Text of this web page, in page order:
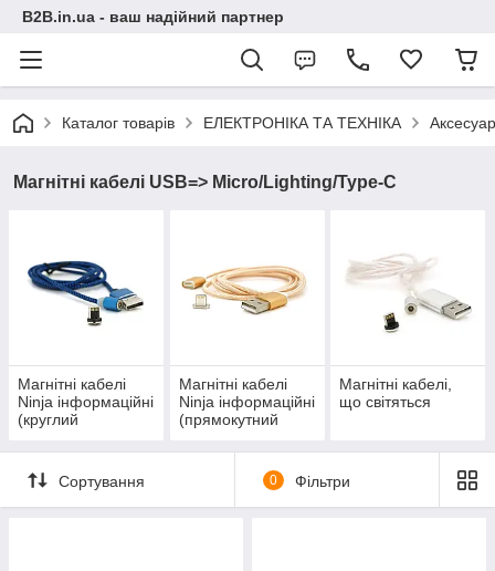
B2B.in.ua - ваш надійний партнер
Каталог товарів ЕЛЕКТРОНІКА ТА ТЕХНІКА
Магнітні кабелі USB=> Micro/Lighting/Type-C
Магнітні кабелі
Ninja інформаційні
(круглий
Магнітні кабелі
Ninja інформаційні
(прямокутний
Магнітні кабелі,
що світяться
Сортування 0 Фільтри